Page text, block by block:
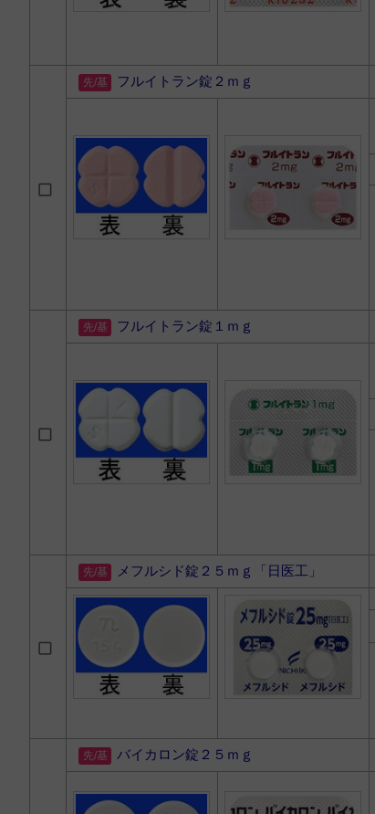
フルイトラン錠２ｍｇ
フルイトラン錠１ｍｇ
メフルシド錠２５ｍｇ「日医工」
バイカロン錠２５ｍｇ